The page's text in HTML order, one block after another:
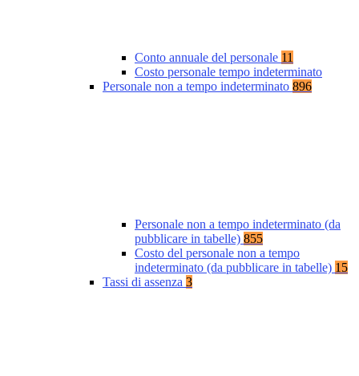
Conto annuale del personale 11
Costo personale tempo indeterminato
Personale non a tempo indeterminato 896
Personale non a tempo indeterminato (da
pubblicare in tabelle) 855
Costo del personale non a tempo
indeterminato (da pubblicare in tabelle) 15
Tassi di assenza 3